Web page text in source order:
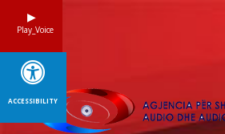
Play_Voice
ACCESSIBILITY